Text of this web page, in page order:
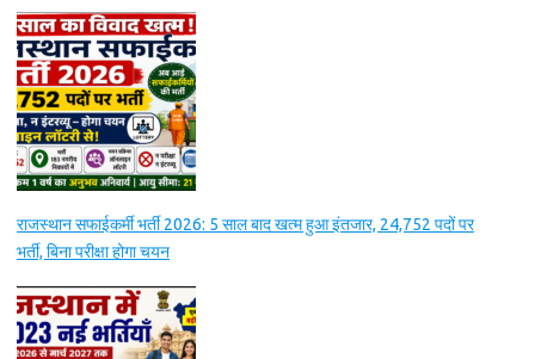
राजस्थान सफाईकर्मी भर्ती 2026: 5 साल बाद खत्म हुआ इंतजार, 24,752 पदों पर
भर्ती, बिना परीक्षा होगा चयन